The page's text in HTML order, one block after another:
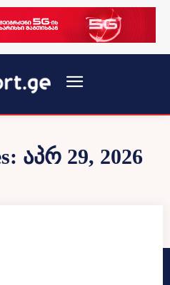
აპრ 29, 2026